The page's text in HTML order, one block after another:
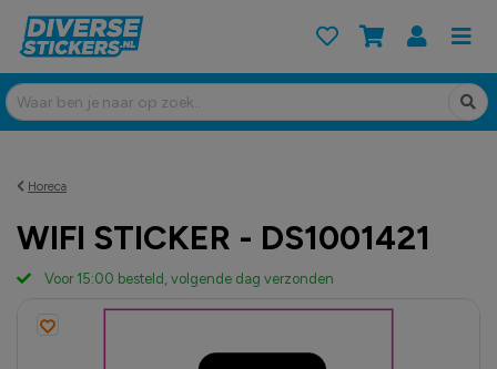
Horeca
WIFI STICKER - DS1001421
Voor 15:00 besteld, volgende dag verzonden